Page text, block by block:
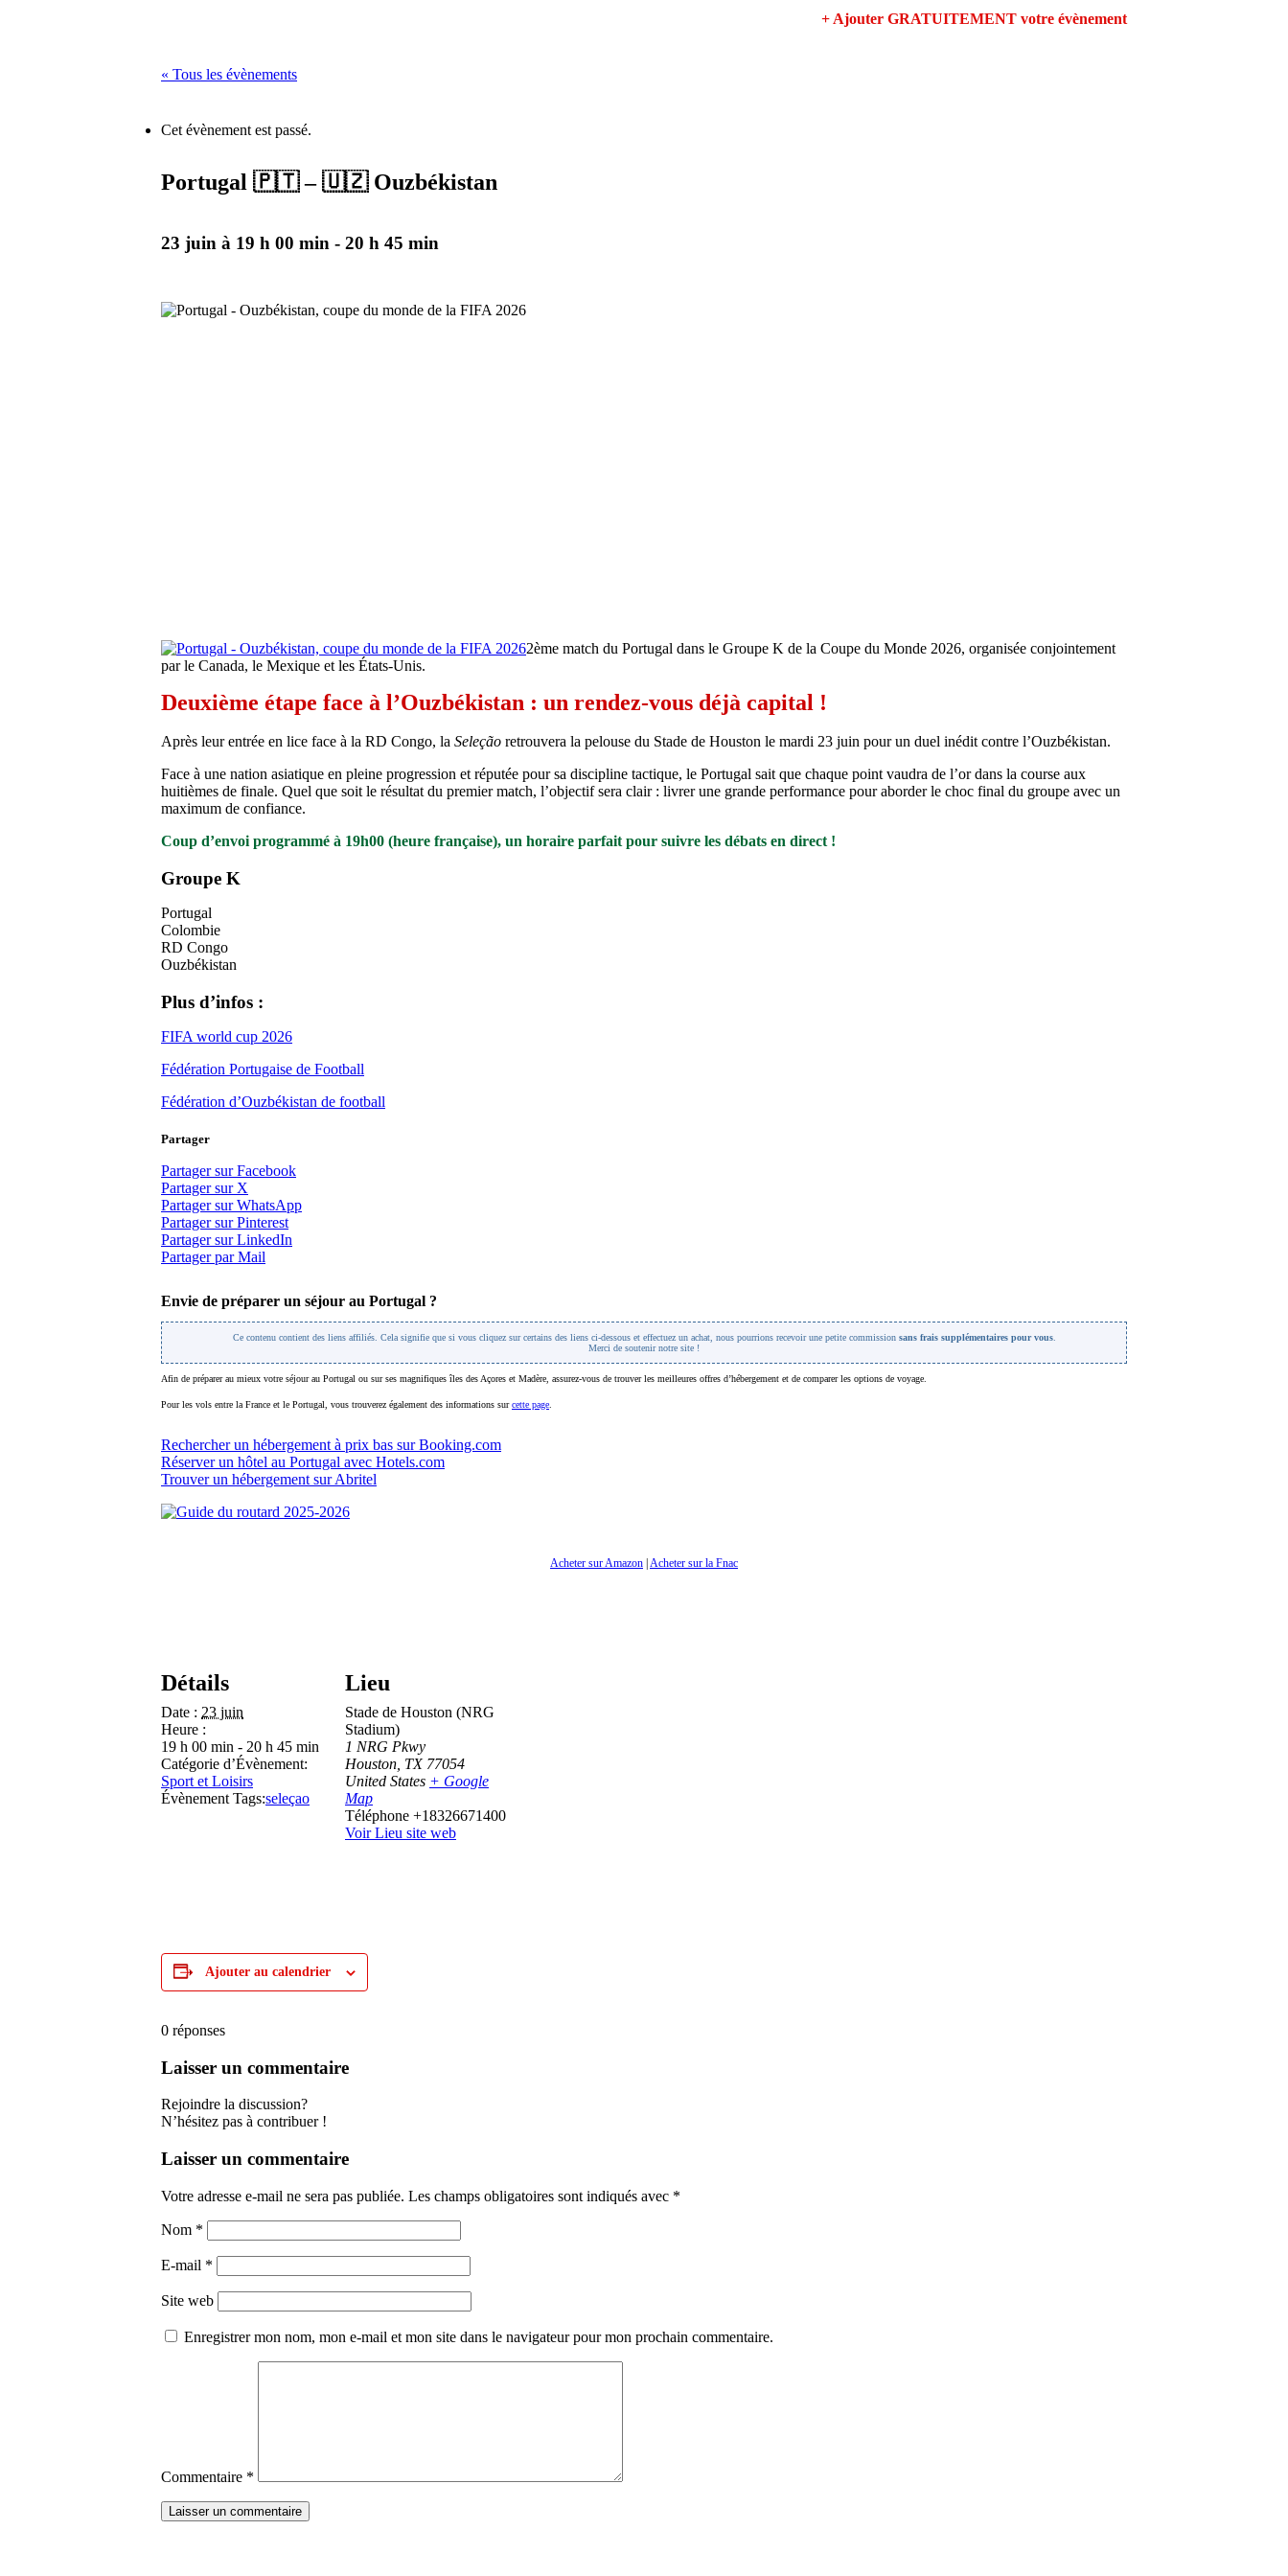
+ Ajouter GRATUITEMENT votre évènement
« Tous les évènements
Cet évènement est passé.
Portugal 🇵🇹 – 🇺🇿 Ouzbékistan
23 juin à 19 h 00 min - 20 h 45 min
2ème match du Portugal dans le Groupe K de la Coupe du Monde 2026, organisée conjointement
par le Canada, le Mexique et les États-Unis.
Deuxième étape face à l’Ouzbékistan : un rendez-vous déjà capital !
Après leur entrée en lice face à la RD Congo, la Seleção retrouvera la pelouse du Stade de Houston le mardi 23 juin pour un duel inédit contre l’Ouzbékistan.
Face à une nation asiatique en pleine progression et réputée pour sa discipline tactique, le Portugal sait que chaque point vaudra de l’or dans la course aux
huitièmes de finale. Quel que soit le résultat du premier match, l’objectif sera clair : livrer une grande performance pour aborder le choc final du groupe avec un
maximum de confiance.
Coup d’envoi programmé à 19h00 (heure française), un horaire parfait pour suivre les débats en direct !
Groupe K
Portugal
Colombie
RD Congo
Ouzbékistan
Plus d’infos :
FIFA world cup 2026
Fédération Portugaise de Football
Fédération d’Ouzbékistan de football
Partager
Partager sur Facebook
Partager sur X
Partager sur WhatsApp
Partager sur Pinterest
Partager sur LinkedIn
Partager par Mail
Envie de préparer un séjour au Portugal ?
Ce contenu contient des liens affiliés. Cela signifie que si vous cliquez sur certains des liens ci-dessous et effectuez un achat, nous pourrions recevoir une petite commission sans frais supplémentaires pour vous.
Merci de soutenir notre site !
Afin de préparer au mieux votre séjour au Portugal ou sur ses magnifiques îles des Açores et Madère, assurez-vous de trouver les meilleures offres d’hébergement et de comparer les options de voyage.
Pour les vols entre la France et le Portugal, vous trouverez également des informations surcette page
Rechercher un hébergement à prix bas sur Booking.com
Réserver un hôtel au Portugal avec Hotels.com
Trouver un hébergement sur Abritel
Acheter sur Amazon Acheter sur la Fnac
Détails
Date : 23 juin
Heure :
19 h 00 min - 20 h 45 min
Catégorie d’Évènement:
Sport et Loisirs
Évènement Tags:seleçao
Lieu
Stade de Houston (NRG
Stadium)
1 NRG Pkwy
Houston TX 77054
United States + Google
Map
Téléphone +18326671400
Voir Lieu site web
Ajouter au calendrier
0 réponses
Laisser un commentaire
Rejoindre la discussion?
N’hésitez pas à contribuer !
Laisser un commentaire
Votre adresse e-mail ne sera pas publiée. Les champs obligatoires sont indiqués avec *
Nom *
E-mail *
Site web
Enregistrer mon nom, mon e-mail et mon site dans le navigateur pour mon prochain commentaire.
Commentaire *